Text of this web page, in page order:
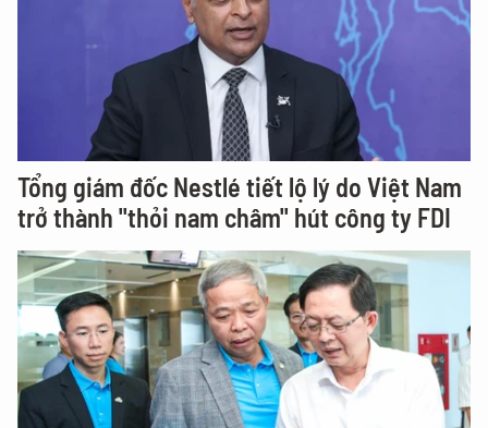
Tổng giám đốc Nestlé tiết lộ lý do Việt Nam
trở thành "thỏi nam châm" hút công ty FDI